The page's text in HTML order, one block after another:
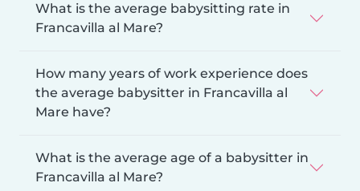
What is the average babysitting rate in
Francavilla al Mare?
How many years of work experience does
the average babysitter in Francavilla al
Mare have?
What is the average age of a babysitter in
Francavilla al Mare?